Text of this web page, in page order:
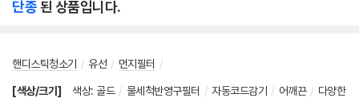
단종된 상품입니다.
핸디스틱청소기 / 유선 / 먼지필터 /
[색상/크기] 색상: 골드 / 물세척반영구필터 / 자동코드감기 / 어깨끈 / 다양한